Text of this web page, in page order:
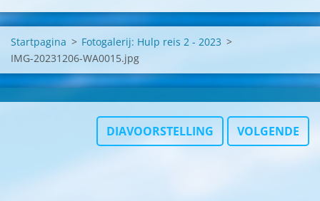
Startpagina > Fotogalerij: Hulp reis 2 - 2023 >
IMG-20231206-WA0015.jpg
DIAVOORSTELLING VOLGENDE